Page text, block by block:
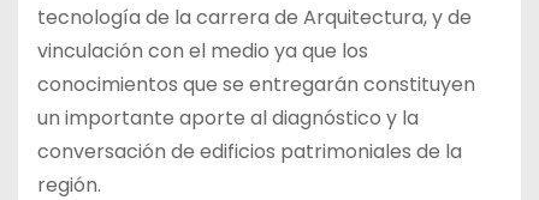
tecnología de la carrera de Arquitectura, y de
vinculación con el medio ya que los
conocimientos que se entregarán constituyen
un importante aporte al diagnóstico y la
conversación de edificios patrimoniales de la
región.